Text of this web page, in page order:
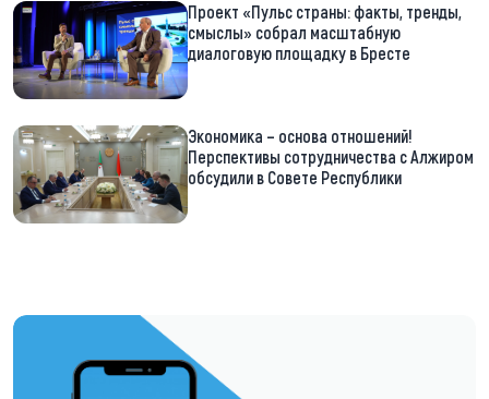
Проект «Пульс страны: факты, тренды,
смыслы» собрал масштабную
диалоговую площадку в Бресте
Экономика – основа отношений!
Перспективы сотрудничества с Алжиром
обсудили в Совете Республики
https://t.me/minskctvby